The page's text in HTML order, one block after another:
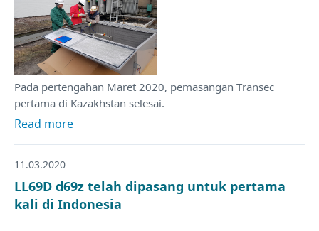
Pada pertengahan Maret 2020, pemasangan Transec
pertama di Kazakhstan selesai.
Read more
11.03.2020
LL69D d69z telah dipasang untuk pertama
kali di Indonesia